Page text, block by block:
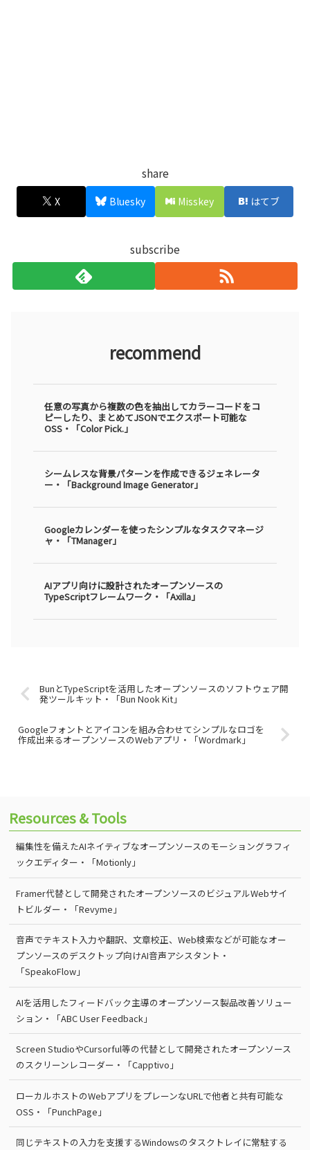
share
X Bluesky Misskey はてブ
subscribe
recommend
任意の写真から複数の色を抽出してカラーコードをコ
ピーしたり、まとめてJSONでエクスポート可能な
OSS・「Color Pick.」
シームレスな背景パターンを作成できるジェネレータ
ー・「Background Image Generator」
Googleカレンダーを使ったシンプルなタスクマネージ
ャ・「TManager」
AIアプリ向けに設計されたオープンソースの
TypeScriptフレームワーク・「Axilla」
BunとTypeScriptを活用したオープンソースのソフトウェア開
発ツールキット・「Bun Nook Kit」
Googleフォントとアイコンを組み合わせてシンプルなロゴを
作成出来るオープンソースのWebアプリ・「Wordmark」
Resources & Tools
編集性を備えたAIネイティブなオープンソースのモーショングラフィ
ックエディター・「Motionly」
Framer代替として開発されたオープンソースのビジュアルWebサイ
トビルダー・「Revyme」
音声でテキスト入力や翻訳、文章校正、Web検索などが可能なオー
プンソースのデスクトップ向けAI音声アシスタント・
「SpeakoFlow」
AIを活用したフィードバック主導のオープンソース製品改善ソリュー
ション・「ABC User Feedback」
Screen StudioやCursorful等の代替として開発されたオープンソース
のスクリーンレコーダー・「Capptivo」
ローカルホストのWebアプリをプレーンなURLで他者と共有可能な
OSS・「PunchPage」
同じテキストの入力を支援するWindowsのタスクトレイに常駐する